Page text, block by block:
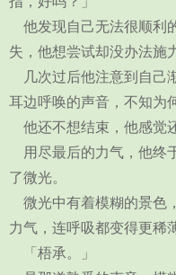
他发现自己无法很顺利
失，他想尝试却没办法施
几次过后他注意到自己
耳边呼唤的声音，不知为
他还不想结束，他感觉
用尽最后的力气，他终
了微光。
微光中有着模糊的景色
力气，连呼吸都变得更稀
「梧承。」